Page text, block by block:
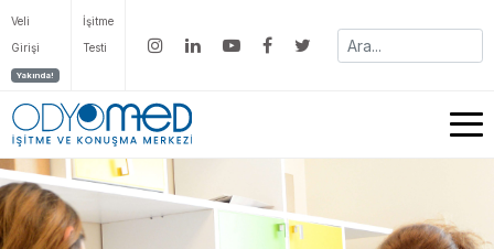
Veli
Girişi
Yakında!
İşitme
Testi